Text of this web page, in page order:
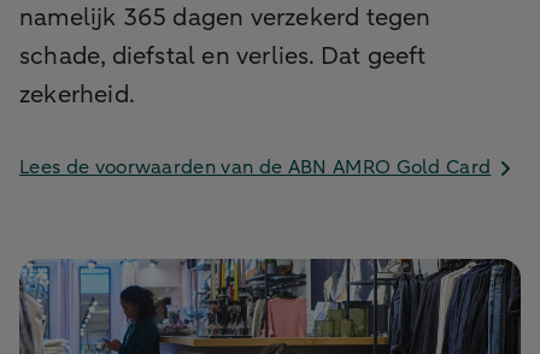
namelijk 365 dagen verzekerd tegen
schade, diefstal en verlies. Dat geeft
zekerheid.
Lees de voorwaarden van de ABN AMRO Gold Card